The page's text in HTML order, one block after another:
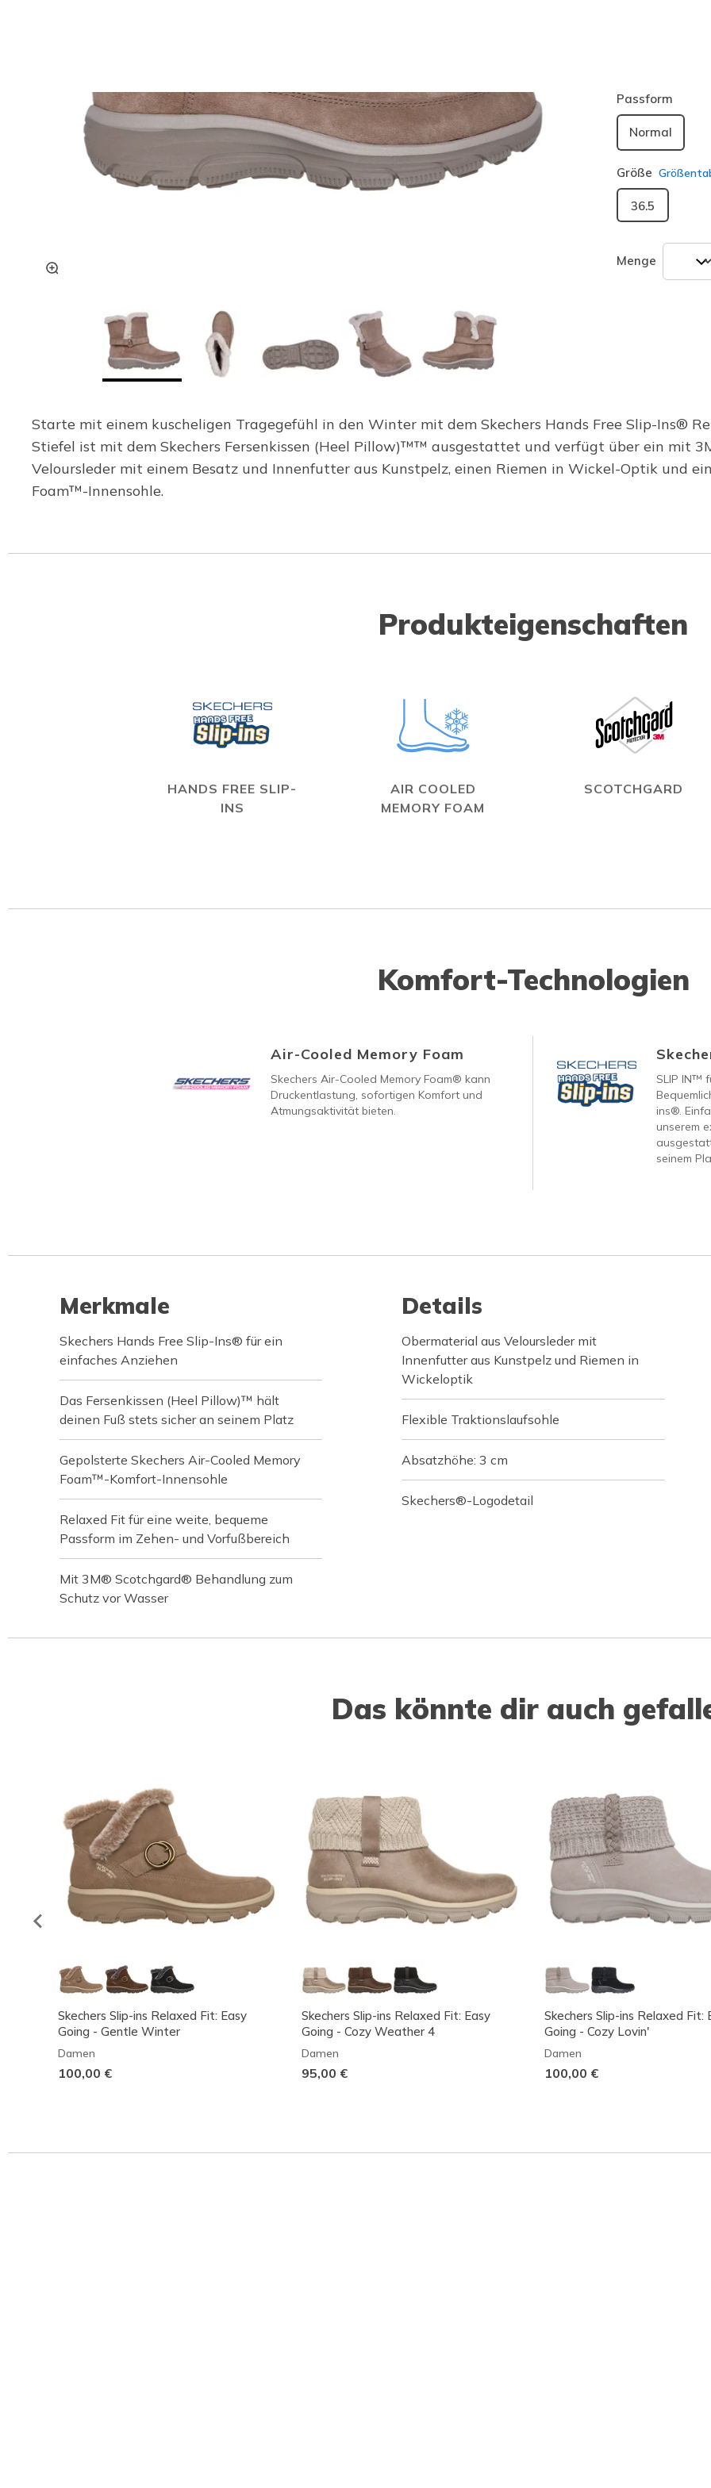
Passform
Normal
Größe
36.5
Menge
Starte mit einem kuscheligen Tragegefühl in den Winter mit dem Skechers Hands Free Slip-Ins®
Stiefel ist mit dem Skechers Fersenkissen (Heel Pillow)™™ ausgestattet und verfügt über ein mit
Veloursleder mit einem Besatz und Innenfutter aus Kunstpelz, einen Riemen in Wickel-Optik und
Foam™-Innensohle.
Produkteigenschaften
HANDS FREE SLIP-
INS
AIR COOLED
MEMORY FOAM
SCOTCHGARD
Komfort-Technologien
Air-Cooled Memory Foam
Skechers Air-Cooled Memory Foam® kann
Druckentlastung, sofortigen Komfort und
Atmungsaktivität bieten.
SLIP IN™
ins®.
unserem
seinem
Merkmale
Skechers Hands Free Slip-Ins® für ein
einfaches Anziehen
Das Fersenkissen (Heel Pillow)™ hält
deinen Fuß stets sicher an seinem Platz
Gepolsterte Skechers Air-Cooled Memory
Foam™-Komfort-Innensohle
Relaxed Fit für eine weite, bequeme
Passform im Zehen- und Vorfußbereich
Mit 3M® Scotchgard® Behandlung zum
Schutz vor Wasser
Details
Obermaterial aus Veloursleder mit
Innenfutter aus Kunstpelz und Riemen in
Wickeloptik
Flexible Traktionslaufsohle
Absatzhöhe: 3 cm
Skechers®-Logodetail
Das könnte dir auch
Skechers Slip-ins Relaxed Fit: Easy
Going - Gentle Winter
Damen
100,00 €
Skechers Slip-ins Relaxed Fit: Easy
Going - Cozy Weather 4
Damen
95,00 €
Skechers Slip-ins Relaxed Fit:
Going - Cozy Lovin'
Damen
100,00 €